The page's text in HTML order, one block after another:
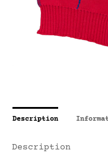
Description
Description